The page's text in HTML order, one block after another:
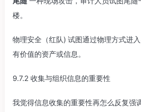
楼。
物理安全（红队) 试图通过物理方式进
有价值的资产或信息。
9.7.2 收集与组织信息的重要性
我觉得信息收集的重要性再怎么反复强